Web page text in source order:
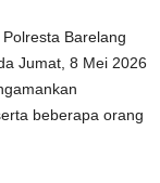
Barelang
Jumat, 8 Mei 2026
beberapa orang